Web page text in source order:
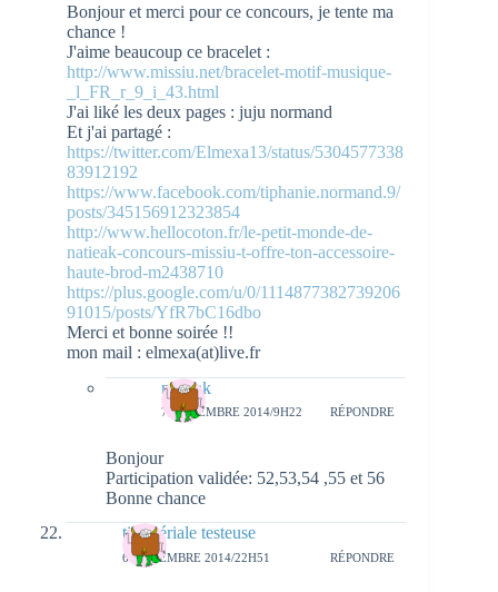
Bonjour et merci pour ce concours, je tente ma
chance !
J'aime beaucoup ce bracelet :
http://www.missiu.net/bracelet-motif-musique-
_l_FR_r_9_i_43.html
J'ai liké les deux pages : juju normand
Et j'ai partagé :
https://twitter.com/Elmexa13/status/5304577338
83912192
https://www.facebook.com/tiphanie.normand.9/
posts/345156912323854
http://www.hellocoton.fr/le-petit-monde-de-
natieak-concours-missiu-t-offre-ton-accessoire-
haute-brod-m2438710
https://plus.google.com/u/0/1114877382739206
91015/posts/YfR7bC16dbo
Merci et bonne soirée !!
mon mail : elmexa(at)live.fr
natieak
7 NOVEMBRE 2014/9H22 RÉPONDRE
Bonjour
Participation validée: 52,53,54 ,55 et 56
Bonne chance
titia sériale testeuse
6 NOVEMBRE 2014/22H51 RÉPONDRE